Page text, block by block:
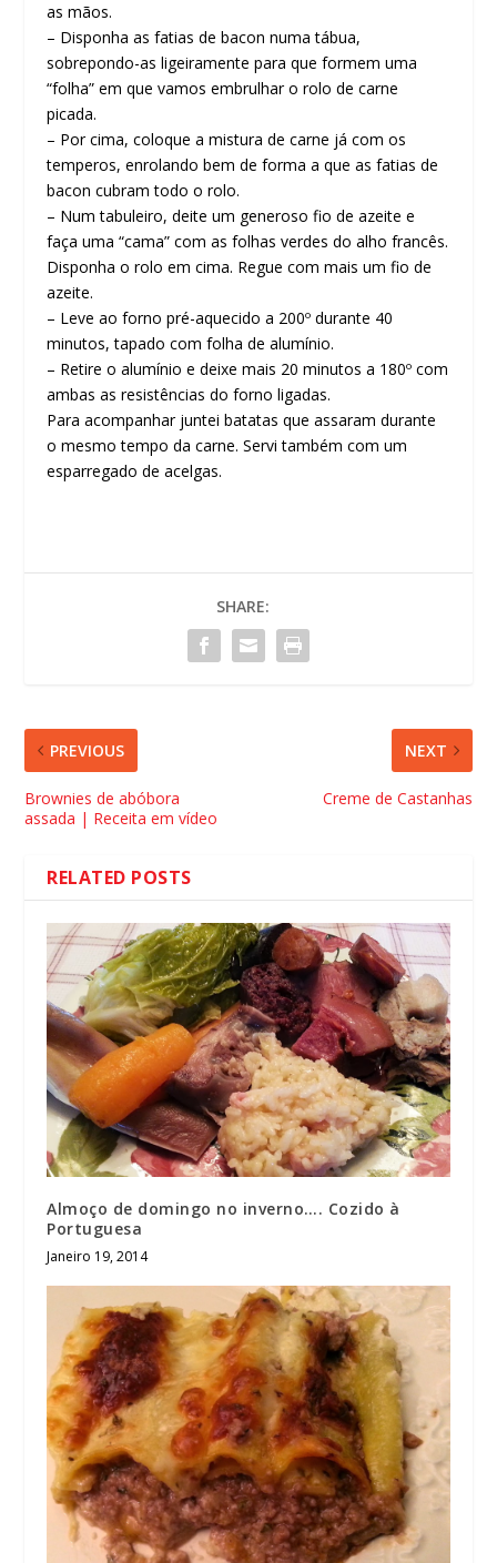
as mãos.
– Disponha as fatias de bacon numa tábua,
sobrepondo-as ligeiramente para que formem uma
“folha” em que vamos embrulhar o rolo de carne
picada.
– Por cima, coloque a mistura de carne já com os
temperos, enrolando bem de forma a que as fatias de
bacon cubram todo o rolo.
– Num tabuleiro, deite um generoso fio de azeite e
faça uma “cama” com as folhas verdes do alho francês.
Disponha o rolo em cima. Regue com mais um fio de
azeite.
– Leve ao forno pré-aquecido a 200º durante 40
minutos, tapado com folha de alumínio.
– Retire o alumínio e deixe mais 20 minutos a 180º com
ambas as resistências do forno ligadas.
Para acompanhar juntei batatas que assaram durante
o mesmo tempo da carne. Servi também com um
esparregado de acelgas.
SHARE:
PREVIOUS
Brownies de abóbora
assada | Receita em vídeo
NEXT
Creme de Castanhas
RELATED POSTS
Almoço de domingo no inverno…. Cozido à
Portuguesa
Janeiro 19, 2014